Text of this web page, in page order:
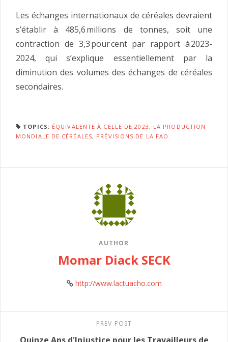
Les échanges internationaux de céréales devraient
s’établir à 485,6 millions de tonnes, soit une
contraction de 3,3 pour cent par rapport à 2023-
2024, qui s’explique essentiellement par la
diminution des volumes des échanges de céréales
secondaires.
TOPICS: ÉQUIVALENTE À CELLE DE 2023 , LA PRODUCTION
MONDIALE DE CÉRÉALES, PRÉVISIONS DE LA FAO
AUTHOR
Momar Diack SECK
http://www.lactuacho.com
PREV POST